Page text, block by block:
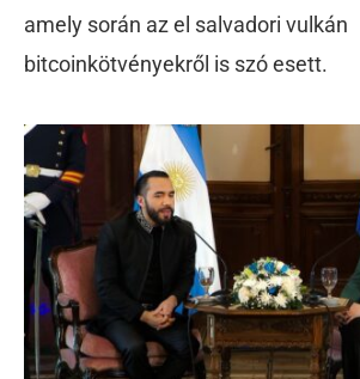
amely során az el salvadori vulkán
bitcoinkötvényekről is szó esett.